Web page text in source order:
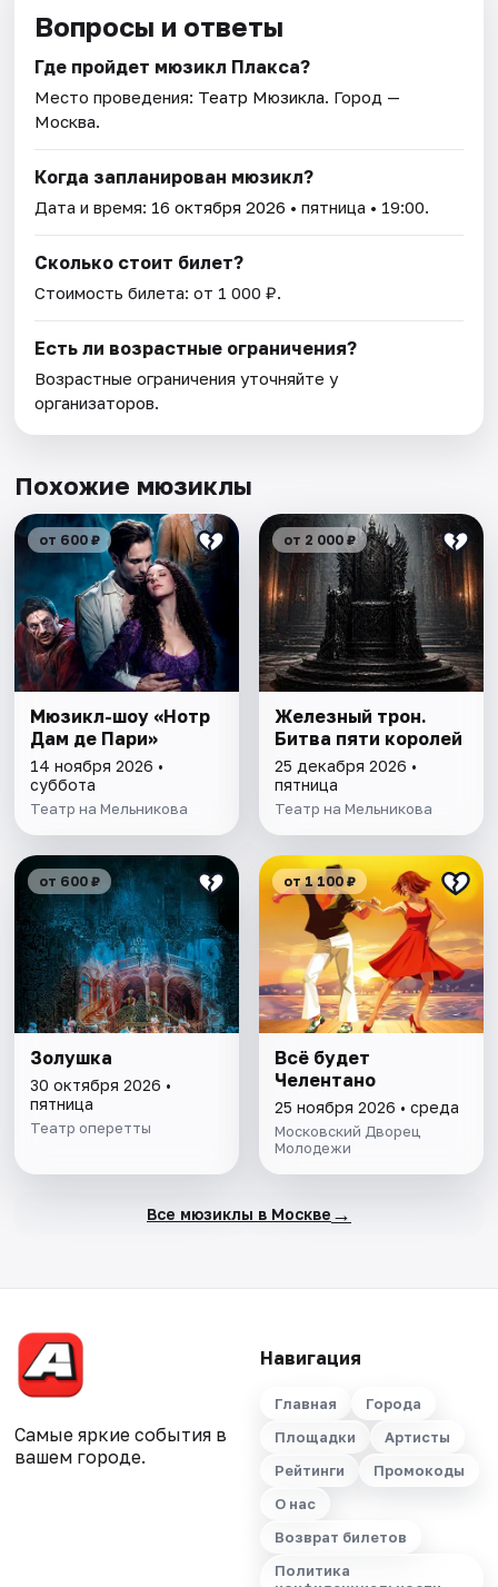
Вопросы и ответы
Где пройдет мюзикл Плакса?
Место проведения: Театр Мюзикла. Город —
Москва.
Когда запланирован мюзикл?
Дата и время: 16 октября 2026 • пятница • 19:00.
Сколько стоит билет?
Стоимость билета: от 1 000 ₽.
Есть ли возрастные ограничения?
Возрастные ограничения уточняйте у
организаторов.
Похожие мюзиклы
от 600 ₽
Мюзикл-шоу «Нотр
Дам де Пари»
14 ноября 2026 •
суббота
Театр на Мельникова
от 2 000 ₽
Железный трон.
Битва пяти королей
25 декабря 2026 •
пятница
Театр на Мельникова
от 600 ₽
Золушка
30 октября 2026 •
пятница
Театр оперетты
от 1 100 ₽
Всё будет
Челентано
25 ноября 2026 • среда
Московский Дворец
Молодежи
Все мюзиклы в Москве →
Самые яркие события в
вашем городе.
Навигация
Главная
Города
Площадки
Артисты
Рейтинги
Промокоды
О нас
Возврат билетов
Политика